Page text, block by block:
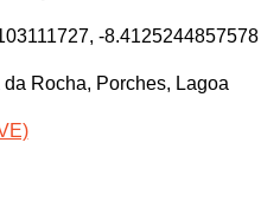
-8.4125244857578
Rocha, Porches, Lagoa